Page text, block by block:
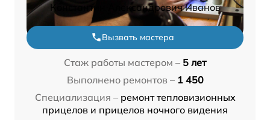
Константин Александрович Иванов
Вызвать мастера
Стаж работы мастером – 5 лет
Выполнено ремонтов – 1 450
Специализация – ремонт тепловизионных
прицелов и прицелов ночного видения